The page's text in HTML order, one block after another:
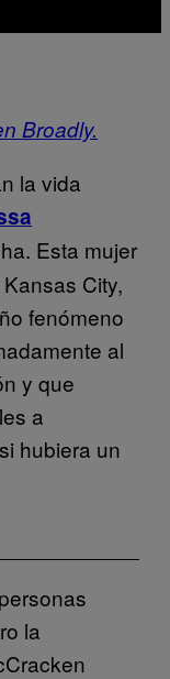
Broadly.
la vida
Esta mujer
City,
fenómeno
al
y que
a
hubiera un
la